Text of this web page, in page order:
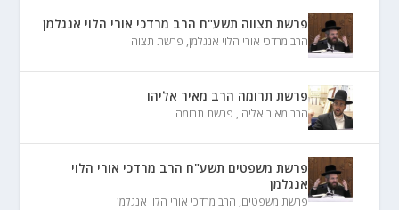
פרשת תצווה תשע"ח הרב מרדכי אורי הלוי אנגלמן
הרב מרדכי אורי הלוי אנגלמן, פרשת תצוה
פרשת תרומה הרב מאיר אליהו
הרב מאיר אליהו, פרשת תרומה
פרשת משפטים תשע"ח הרב מרדכי אורי הלוי
אנגלמן
פרשת משפטים, הרב מרדכי אורי הלוי אנגלמן